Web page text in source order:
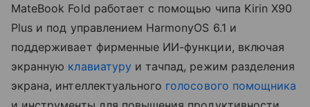
MateBook Fold работает с помощью чипа Kirin X90
Plus и под управлением HarmonyOS 6.1 и
поддерживает фирменные ИИ-функции, включая
экранную клавиатуру и тачпад, режим разделения
экрана, интеллектуального голосового помощника